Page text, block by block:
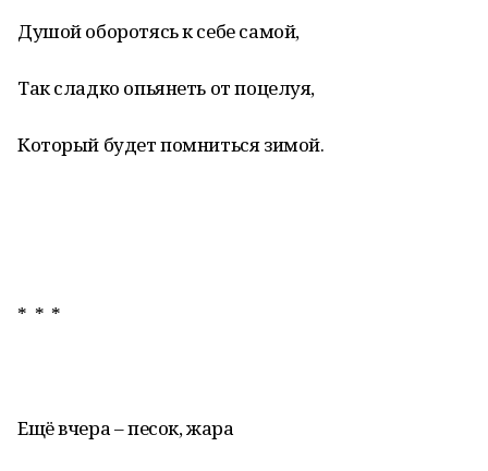
Душой оборотясь к себе самой,
Так сладко опьянеть от поцелуя,
Который будет помниться зимой.
* * *
Ещё вчера – песок, жара